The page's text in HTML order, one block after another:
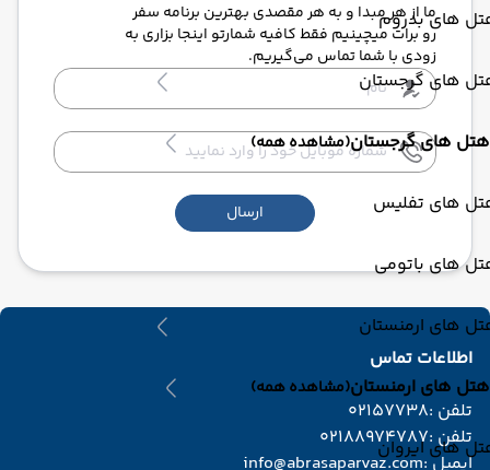
های بدروم
های گرجستان
هتل های گرجستان(مشاهده همه)
های تفلیس
های باتومی
های ارمنستان
هتل های ارمنستان(مشاهده همه)
های ایروان
ما از هر مبدا و به هر مقصدی بهترین برنامه سفر
رو برات میچینیم فقط کافیه شمارتو اینجا بزاری به
زودی با شما تماس می‌گیریم.
ارسال
اطلاعات تماس
تلفن :02157738
تلفن :02188974787
ایمیل :info@abrasaparvaz.com